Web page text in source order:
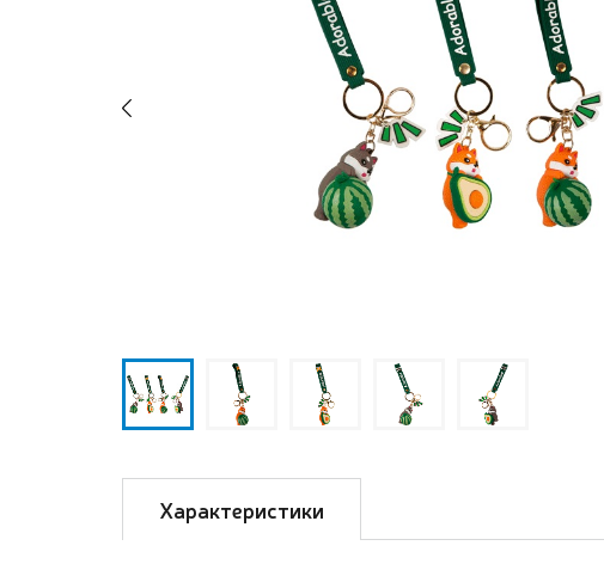
Характеристики